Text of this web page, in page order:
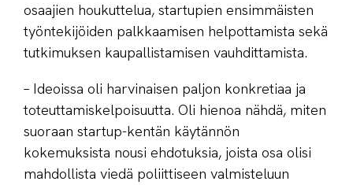
osaajien houkuttelua, startupien ensimmäisten
työntekijöiden palkkaamisen helpottamista sekä
tutkimuksen kaupallistamisen vauhdittamista.
– Ideoissa oli harvinaisen paljon konkretiaa ja
toteuttamiskelpoisuutta. Oli hienoa nähdä, miten
suoraan startup-kentän käytännön
kokemuksista nousi ehdotuksia, joista osa olisi
mahdollista viedä poliittiseen valmisteluun